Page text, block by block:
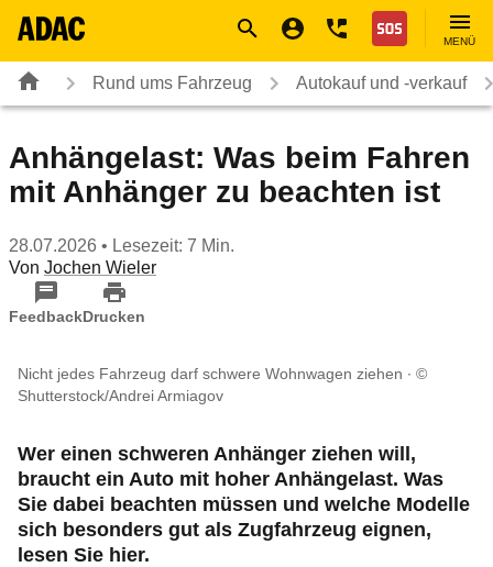
Nothilfe
MENÜ
Rund ums Fahrzeug Autokauf und -verkauf
Anhängelast: Was beim Fahren
mit Anhänger zu beachten ist
28.07.2026 • Lesezeit: 7 Min.
Von Jochen Wieler
FeedbackDrucken
Nicht jedes Fahrzeug darf schwere Wohnwagen ziehen
©
Shutterstock/Andrei Armiagov
Wer einen schweren Anhänger ziehen will,
braucht ein Auto mit hoher Anhängelast. Was
Sie dabei beachten müssen und welche Modelle
sich besonders gut als Zugfahrzeug eignen,
lesen Sie hier.